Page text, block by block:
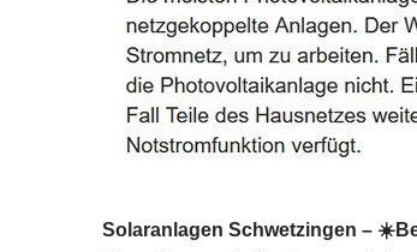
Solaranlagen Schwetzingen –